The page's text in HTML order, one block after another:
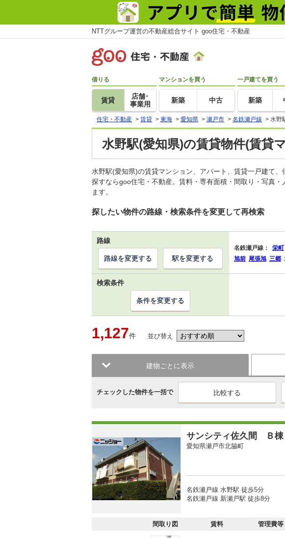
NTTグループ運営の不動産総合サイト goo住宅・不動産
借りる
賃貸
店舗･
事業用
マンションを買う
新築 中古
一戸建てを買う
新築
住宅・不動産 > 賃貸 > 東海 > 愛知県 > 瀬戸市 > 名鉄瀬戸線 > 水野
水野駅(愛知県)の賃貸物件(賃貸
水野駅(愛知県)の賃貸マンション、アパート、賃貸一戸建て
探すならgoo住宅・不動産。賃料・専有面積・間取り・写真
ます。
探したい物件の路線・検索条件を変更して再検索
路線
名鉄瀬戸線： 栄町
旭前 尾張旭 三郷
路線を変更する 駅を変更する
検索条件
条件を変更する
1,127件 並び替え
建物ごとに表示
チェックした物件を一括で
サンシティ佐久間 Ｂ棟
愛知県瀬戸市北脇町
名鉄瀬戸線 水野駅 徒歩5分
名鉄瀬戸線 新瀬戸駅 徒歩8分
間取り図 賃料 管理費等